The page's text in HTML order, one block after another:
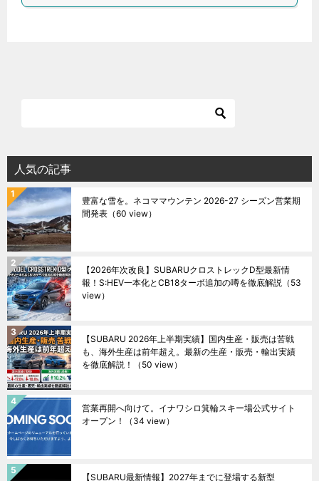
人気の記事
豊富な雪を。ネコママウンテン 2026-27 シーズン営業期
間発表 （60 view）
【2026年次改良】SUBARUクロストレックD型最新情
報！S:HEV一本化とCB18ターボ追加の噂を徹底解説 （53
view）
【SUBARU 2026年上半期実績】国内生産・販売は苦戦
も、海外生産は前年超え。最新の生産・販売・輸出実績
を徹底解説！
（50 view）
営業再開へ向けて。イナワシロ箕輪スキー場公式サイト
オープン！
（34 view）
【SUBARU最新情報】2027年までに登場する新型